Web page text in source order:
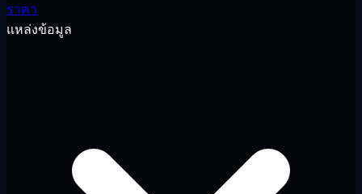
ราคา
แหล่งข้อมูล